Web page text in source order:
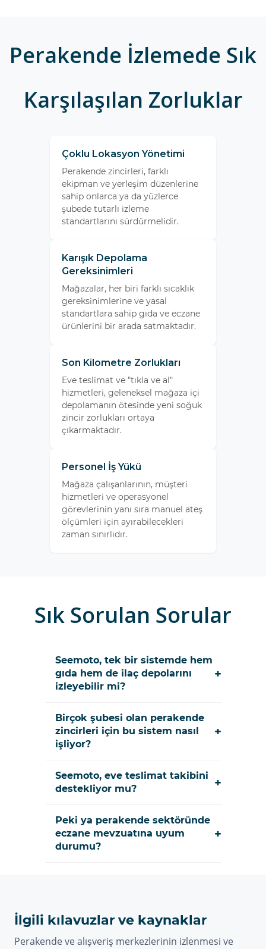
Perakende İzlemede Sık
Karşılaşılan Zorluklar
Çoklu Lokasyon Yönetimi
Perakende zincirleri, farklı
ekipman ve yerleşim düzenlerine
sahip onlarca ya da yüzlerce
şubede tutarlı izleme
standartlarını sürdürmelidir.
Karışık Depolama
Gereksinimleri
Mağazalar, her biri farklı sıcaklık
gereksinimlerine ve yasal
standartlara sahip gıda ve eczane
ürünlerini bir arada satmaktadır.
Son Kilometre Zorlukları
Eve teslimat ve "tıkla ve al"
hizmetleri, geleneksel mağaza içi
depolamanın ötesinde yeni soğuk
zincir zorlukları ortaya
çıkarmaktadır.
Personel İş Yükü
Mağaza çalışanlarının, müşteri
hizmetleri ve operasyonel
görevlerinin yanı sıra manuel ateş
ölçümleri için ayırabilecekleri
zaman sınırlıdır.
Sık Sorulan Sorular
Seemoto, tek bir sistemde hem
gıda hem de ilaç depolarını
izleyebilir mi?
+
Birçok şubesi olan perakende
zincirleri için bu sistem nasıl
işliyor?
+
Seemoto, eve teslimat takibini
destekliyor mu?
+
Peki ya perakende sektöründe
eczane mevzuatına uyum
durumu?
+
İlgili kılavuzlar ve kaynaklar
Perakende ve alışveriş merkezlerinin izlenmesi ve